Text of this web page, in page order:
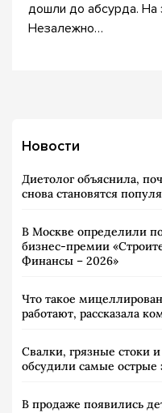
дошли до абсурда. На
Незалежно…
Новости
Диетолог объяснила,
снова становятся
В Москве определили
бизнес-премии
Финансы – 2026»
Что такое
работают, рассказала
Свалки, грязные стоки
обсудили самые острые
В продаже появились